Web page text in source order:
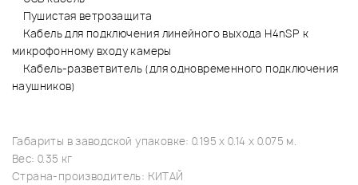
Пушистая ветрозащита
Кабель для подключения линейного выхода H4nSP к
микрофонному входу камеры
Кабель-разветвитель (для одновременного подключения
наушников)
Габариты в заводской упаковке: 0.195 x 0.14 x 0.075 м.
Вес: 0.35 кг
Страна-производитель: КИТАЙ